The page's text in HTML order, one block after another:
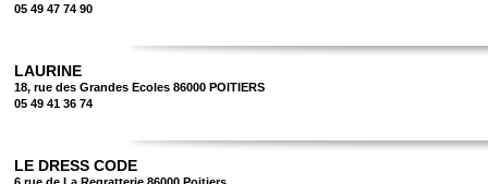
05 49 47 74 90
LAURINE
18, rue des Grandes Ecoles 86000 POITIERS
05 49 41 36 74
LE DRESS CODE